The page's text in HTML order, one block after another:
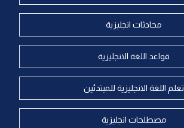
محادثات انجليزية
قواعد اللغة الانجليزية
تعلم اللغة الانجليزية للمبتدئين
مصطلحات انجليزية